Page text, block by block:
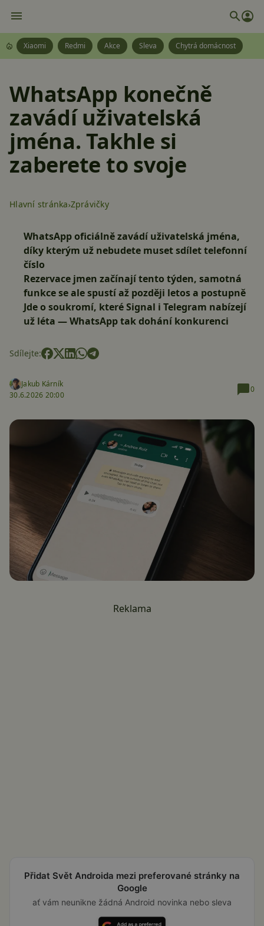
Xiaomi Redmi Akce Sleva Chytrá domácnost
WhatsApp konečně
zavádí uživatelská
jména. Takhle si
zaberete to svoje
Hlavní stránka Zprávičky
WhatsAppoficiálně zavádí uživatelská jména,
díky kterým už nebudete muset sdílet telefonní
číslo
Rezervace jmen začínají tento týden, samotná
funkce se ale spustí až později letosa postupně
Jde o soukromí, které Signal i Telegram nabízejí
už léta — WhatsApp tak dohání konkurenci
Sdílejte:
Jakub Kárník
30.6.2026 20:00
0
Reklama
Přidat Svět Androida mezi preferované stránky na
Google
ať vám neunikne žádná Android novinka nebo sleva